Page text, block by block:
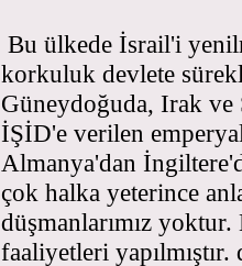
Bu ülkede İsrail'i
korkuluk devlete
Güneydoğuda, Irak
İŞİD'e verilen
Almanya'dan
çok halka yeterince
düşmanlarımız
faaliyetleri yapılmıştır.